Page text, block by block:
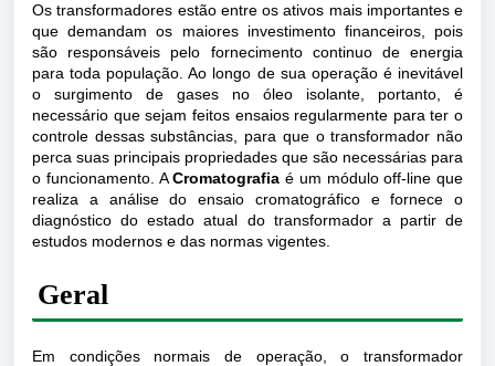
Os transformadores estão entre os ativos mais importantes e
que demandam os maiores investimento financeiros, pois
são responsáveis pelo fornecimento continuo de energia
para toda população. Ao longo de sua operação é inevitável
o surgimento de gases no óleo isolante, portanto, é
necessário que sejam feitos ensaios regularmente para ter o
controle dessas substâncias, para que o transformador não
perca suas principais propriedades que são necessárias para
o funcionamento. ACromatografia é um módulo off-line que
realiza a análise do ensaio cromatográfico e fornece o
diagnóstico do estado atual do transformador a partir de
estudos modernos e das normas vigentes.
Geral
Em condições normais de operação, o transformador